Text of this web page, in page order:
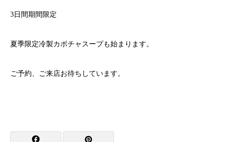
3日間期間限定
夏季限定冷製カボチャスープも始まります。
ご予約、ご来店お待ちしています。